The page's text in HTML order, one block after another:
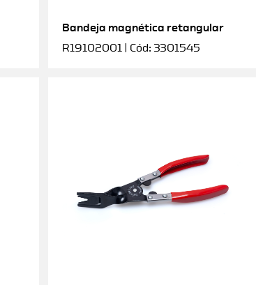
Bandeja magnética retangular
R19102001 | Cód: 3301545